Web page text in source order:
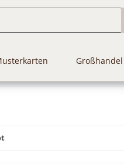
Großhandel